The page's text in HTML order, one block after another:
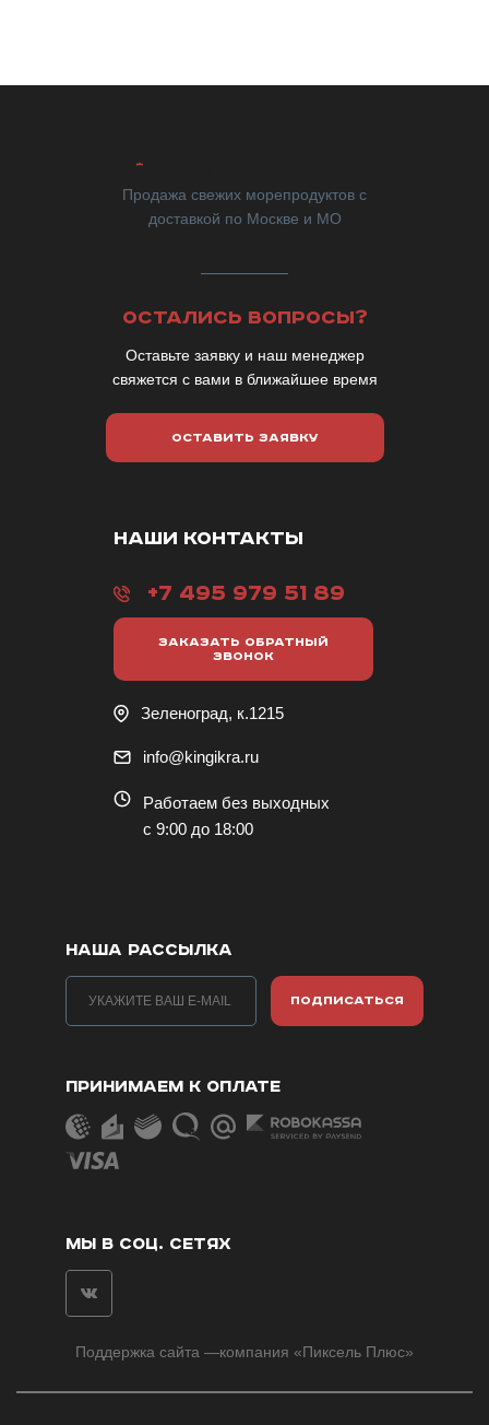
Продажа свежих морепродуктов с
доставкой по Москве и МО
ОСТАЛИСЬ ВОПРОСЫ?
Оставьте заявку и наш менеджер
свяжется с вами в ближайшее время
ОСТАВИТЬ ЗАЯВКУ
НАШИ КОНТАКТЫ
+7 495 979 51 89
ЗАКАЗАТЬ ОБРАТНЫЙ
ЗВОНОК
Зеленоград, к.1215
info@kingikra.ru
Работаем без выходных
с 9:00 до 18:00
НАША РАССЫЛКА
ПОДПИСАТЬСЯ
ПРИНИМАЕМ К ОПЛАТЕ
МЫ В СОЦ. СЕТЯХ
Поддержка сайта —компания «Пиксель Плюс»